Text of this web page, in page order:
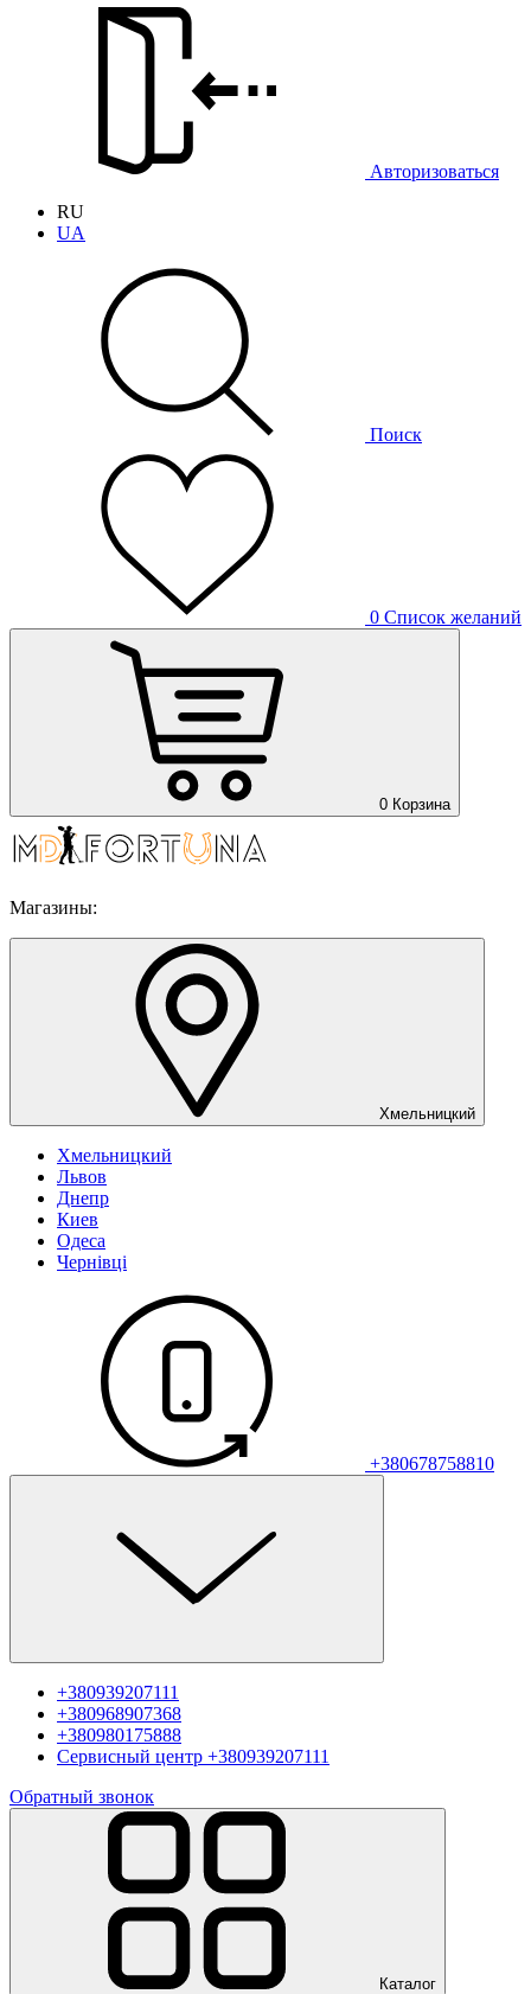
Авторизоваться
RU
UA
Поиск
0 Список желаний
0 Корзина
Магазины:
Хмельницкий
Хмельницкий
Львов
Днепр
Киев
Одеса
Чернівці
+380678758810
+380939207111
+380968907368
+380980175888
Сервисный центр +380939207111
Обратный звонок
Каталог